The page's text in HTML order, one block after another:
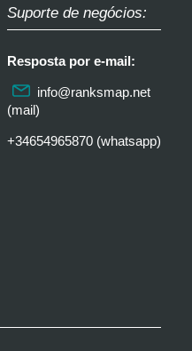
Suporte de negócios:
Resposta por e-mail:
info@ranksmap.net
(mail)
+34654965870 (whatsapp)